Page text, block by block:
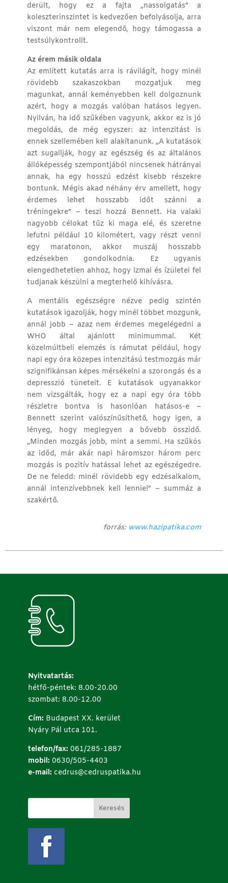
derült, hogy ez a fajta „nassolgatás” a
koleszterinszintet is kedvezően befolyásolja, arra
viszont már nem elegendő, hogy támogassa a
testsúlykontrollt.
Az érem másik oldala
Az említett kutatás arra is rávilágít, hogy minél
rövidebb szakaszokban mozgatjuk meg
magunkat, annál keményebben kell dolgoznunk
azért, hogy a mozgás valóban hatásos legyen.
Nyilván, ha idő szűkében vagyunk, akkor ez is jó
megoldás, de még egyszer: az intenzitást is
ennek szellemében kell alakítanunk. „A kutatások
azt sugallják, hogy az egészség és az általános
állóképesség szempontjából nincsenek hátrányai
annak, ha egy hosszú edzést kisebb részekre
bontunk. Mégis akad néhány érv amellett, hogy
érdemes lehet hosszabb időt szánni a
tréningekre” – teszi hozzá Bennett. Ha valaki
nagyobb célokat tűz ki maga elé, és szeretne
lefutni például 10 kilométert, vagy részt venni
egy maratonon, akkor muszáj hosszabb
edzésekben gondolkodnia. Ez ugyanis
elengedhetetlen ahhoz, hogy izmai és ízületei fel
tudjanak készülni a megterhelő kihívásra.
A mentális egészségre nézve pedig szintén
kutatások igazolják, hogy minél többet mozgunk,
annál jobb – azaz nem érdemes megelégedni a
WHO által ajánlott minimummal. Két
közelmúltbeli elemzés is rámutat például, hogy
napi egy óra közepes intenzitású testmozgás már
szignifikánsan képes mérsékelni a szorongás és a
depresszió tüneteit. E kutatások ugyanakkor
nem vizsgálták, hogy ez a napi egy óra több
részletre bontva is hasonlóan hatásos-e –
Bennett szerint valószínűsíthető, hogy igen, a
lényeg, hogy meglegyen a bővebb összidő.
„Minden mozgás jobb, mint a semmi. Ha szűkös
az időd, már akár napi háromszor három perc
mozgás is pozitív hatással lehet az egészégedre.
De ne feledd: minél rövidebb egy edzésalkalom,
annál intenzívebbnek kell lennie!” – summáz a
szakértő.
forrás: www.hazipatika.com
Nyitvatartás:
hétfő-péntek: 8.00-20.00
szombat: 8.00-12.00
Cím: Budapest XX. kerület
Nyáry Pál utca 101.
telefon/fax: 061/285-1887
mobil: 0630/505-4403
e-mail: cedrus@cedruspatika.hu